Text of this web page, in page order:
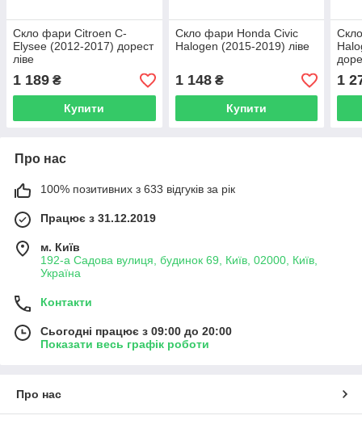
Скло фари Citroen C-
Elysee (2012-2017) дорест
ліве
1 189 ₴
Купити
Скло фари Honda Civic
Halogen (2015-2019) ліве
1 148₴
Купити
1
Про нас
100% позитивних з 633 відгуків за рік
Працює з 31.12.2019
м. Київ
192-а Садова вулиця, будинок 69, Київ, 02000, Київ,
Україна
Контакти
Сьогодні працює з 09:00 до 20:00
Показати весь графік роботи
Про нас